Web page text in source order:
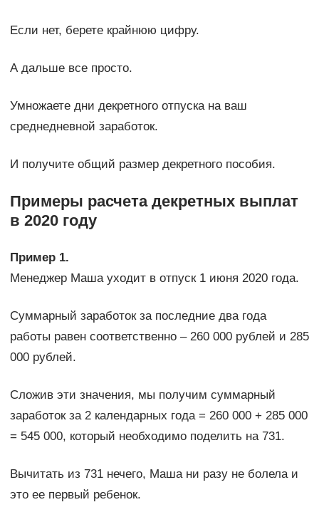
Если нет, берете крайнюю цифру.
А дальше все просто.
Умножаете дни декретного отпуска на ваш
среднедневной заработок.
И получите общий размер декретного пособия.
Примеры расчета декретных выплат
в 2020 году
Пример 1.
Менеджер Маша уходит в отпуск 1 июня 2020 года.
Суммарный заработок за последние два года
работы равен соответственно – 260 000 рублей и 285
000 рублей.
Сложив эти значения, мы получим суммарный
заработок за 2 календарных года = 260 000 + 285 000
= 545 000, который необходимо поделить на 731.
Вычитать из 731 нечего, Маша ни разу не болела и
это ее первый ребенок.